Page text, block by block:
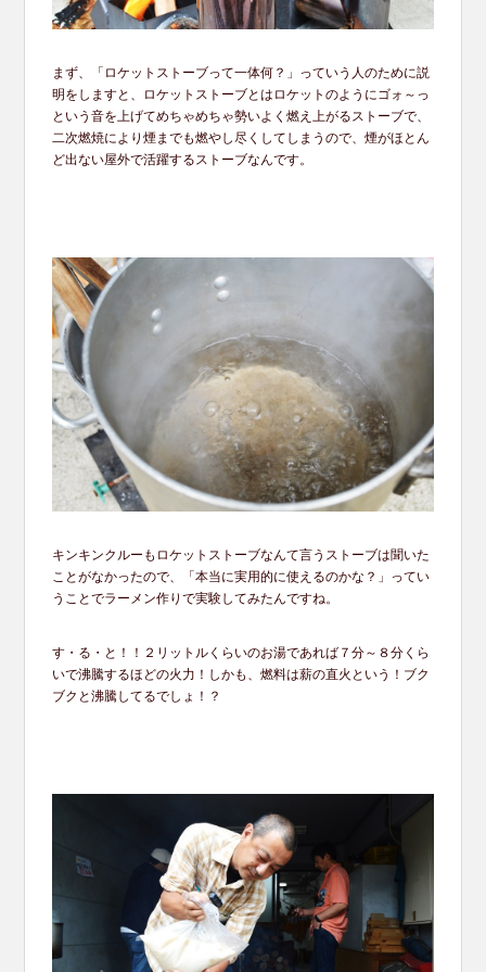
まず、「ロケットストーブって一体何？」っていう人のために説
明をしますと、ロケットストーブとはロケットのようにゴォ～っ
という音を上げてめちゃめちゃ勢いよく燃え上がるストーブで、
二次燃焼により煙までも燃やし尽くしてしまうので、煙がほとん
ど出ない屋外で活躍するストーブなんです。
キンキンクルーもロケットストーブなんて言うストーブは聞いた
ことがなかったので、「本当に実用的に使えるのかな？」ってい
うことでラーメン作りで実験してみたんですね。
す・る・と！！２リットルくらいのお湯であれば７分～８分くら
いで沸騰するほどの火力！しかも、燃料は薪の直火という！ブク
ブクと沸騰してるでしょ！？